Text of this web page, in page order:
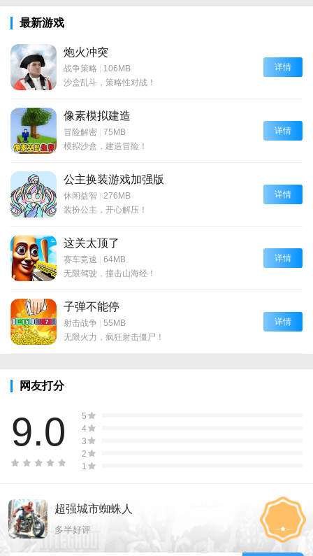
最新游戏
炮火冲突
战争策略 | 106MB
沙盒乱斗，策略性对战！
详情
像素模拟建造
冒险解密 | 75MB
模拟沙盒，建造冒险！
详情
公主换装游戏加强版
休闲益智 | 276MB
装扮公主，开心解压！
详情
这关太顶了
赛车竞速 | 64MB
无限驾驶，撞击山海经！
详情
子弹不能停
射击战争 | 55MB
无限火力，疯狂射击僵尸！
详情
网友打分
9.0
5
4
3
2
1
超强城市蜘蛛人
多半好评